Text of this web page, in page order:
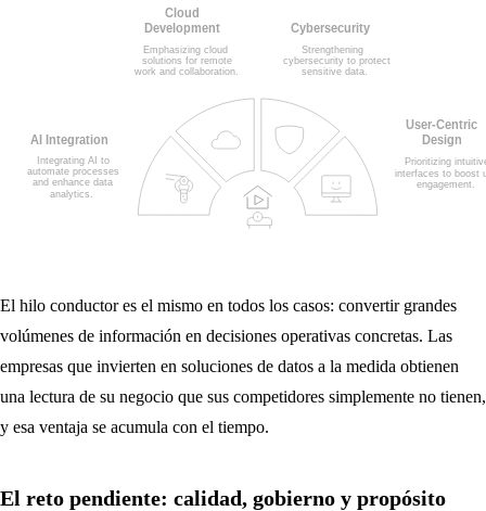
El hilo conductor es el mismo en todos los casos: convertir grandes
volúmenes de información en decisiones operativas concretas. Las
empresas que invierten en soluciones de datos a la medida obtienen
una lectura de su negocio que sus competidores simplemente no tienen,
y esa ventaja se acumula con el tiempo.
El reto pendiente: calidad, gobierno y propósito